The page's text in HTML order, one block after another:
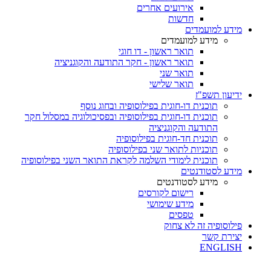
אירועים אחרים
חדשות
מידע למועמדים
מידע למועמדים
תואר ראשון - דו חוגי
תואר ראשון - חקר התודעה והקוגניציה
תואר שני
תואר שלישי
ידיעון תשפ"ז
תוכנית דו-חוגית בפילוסופיה ובחוג נוסף
תוכנית דו-חוגית בפילוסופיה ובפסיכולוגיה במסלול חקר
התודעה והקוגניציה
תוכנית חד-חוגית בפילוסופיה
תוכניות לתואר שני בפילוסופיה
תוכנית לימודי השלמה לקראת התואר השני בפילוסופיה
מידע לסטודנטים
מידע לסטודנטים
רישום לקורסים
מידע שימושי
טפסים
פילוסופיה זה לא צחוק
יצירת קשר
ENGLISH